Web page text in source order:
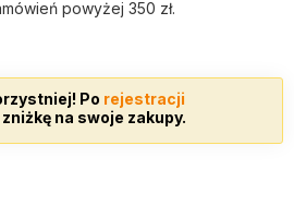
powyżej 350 zł.
Po rejestracji
na swoje zakupy.